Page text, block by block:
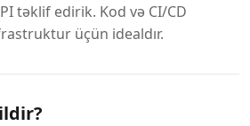
təklif edirik. Kod və CI/CD
üçün idealdır.